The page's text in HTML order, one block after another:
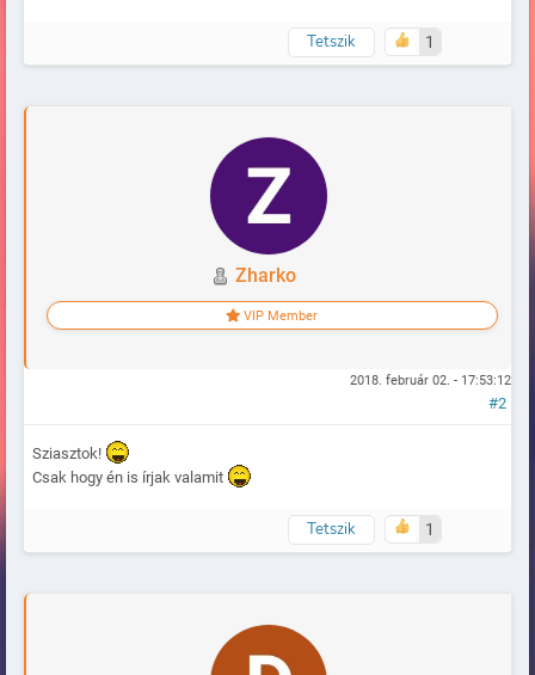
Tetszik 1
Zharko
VIP Member
2018. február 02. - 17:53:12
#2
Sziasztok!
Csak hogy én is írjak valamit
Tetszik 1